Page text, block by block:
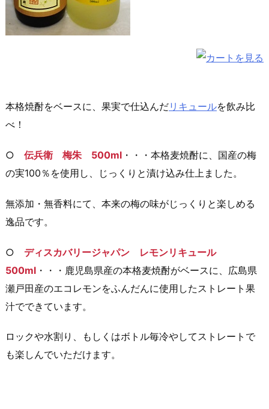
本格焼酎をベースに、果実で仕込んだリキュールを飲み比
べ！
○ 伝兵衛 梅朱 500ml ・・・本格麦焼酎に、国産の梅
の実100％を使用し、じっくりと漬け込み仕上ました。
無添加・無香料にて、本来の梅の味がじっくりと楽しめる
逸品です。
○ ディスカバリージャパン レモンリキュール
500ml ・・・鹿児島県産の本格麦焼酎がベースに、広島県
瀬戸田産のエコレモンをふんだんに使用したストレート果
汁でできています。
ロックや水割り、もしくはボトル毎冷やしてストレートで
も楽しんでいただけます。